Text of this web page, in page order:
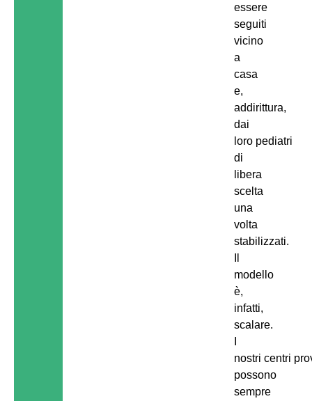
essere
seguiti
vicino
a
casa
e,
addirittura,
dai
loro pediatri
di
libera
scelta
una
volta
stabilizzati.
modello
è,
infatti,
scalare.
nostri centri
possono
sempre